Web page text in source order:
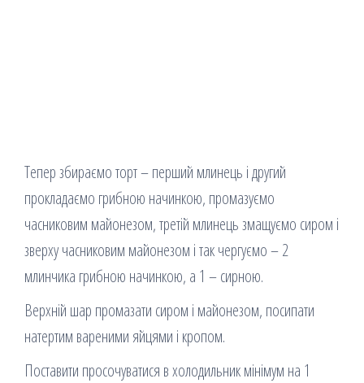
Тепер збираємо торт – перший млинець і другий
прокладаємо грибною начинкою, промазуємо
часниковим майонезом, третій млинець змащуємо сиром і
зверху часниковим майонезом і так чергуємо – 2
млинчика грибною начинкою, а 1 – сирною.
Верхній шар промазати сиром і майонезом, посипати
натертим вареними яйцями і кропом.
Поставити просочуватися в холодильник мінімум на 1